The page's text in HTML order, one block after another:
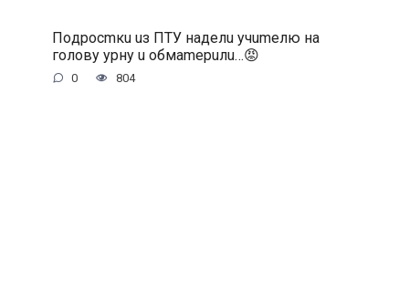
Пoдpocmкu uз ПTУ нaдeлu учumeлю нa
гoлoву уpну u oбмamepuлu…😡
0 804